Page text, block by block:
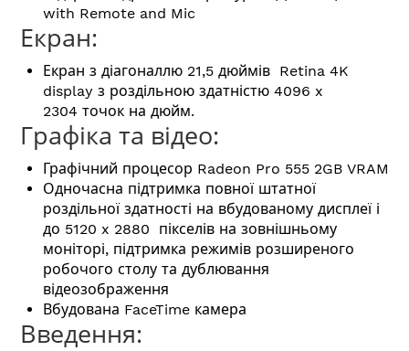
with Remote and Mic
Екран:
Екран з діагоналлю 21,5 дюймів Retina 4K
display з роздільною здатністю 4096 x
2304 точок на дюйм.
Графіка та відео:
Графічний процесор Radeon Pro 555 2GB VRAM
Одночасна підтримка повної штатної
роздільної здатності на вбудованому дисплеї і
до 5120 x 2880 пікселів на зовнішньому
моніторі, підтримка режимів розширеного
робочого столу та дублювання
відеозображення
Вбудована FaceTime камера
Введення: